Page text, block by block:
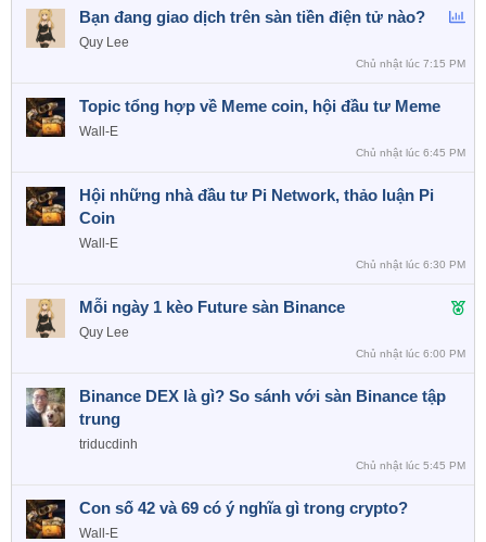
n
h
ọ
n
Bạn đang giao dịch trên sàn tiền điện tử nào?
Quy Lee
Chủ nhật lúc 7:15 PM
Topic tổng hợp về Meme coin, hội đầu tư Meme
Wall-E
Chủ nhật lúc 6:45 PM
Hội những nhà đầu tư Pi Network, thảo luận Pi
Coin
Wall-E
Chủ nhật lúc 6:30 PM
F
a
t
d
Mỗi ngày 1 kèo Future sàn Binance
Quy Lee
Chủ nhật lúc 6:00 PM
Binance DEX là gì? So sánh với sàn Binance tập
trung
triducdinh
Chủ nhật lúc 5:45 PM
Con số 42 và 69 có ý nghĩa gì trong crypto?
Wall-E